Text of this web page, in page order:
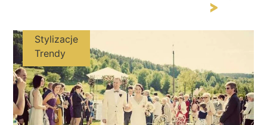
Stylizacje
Trendy